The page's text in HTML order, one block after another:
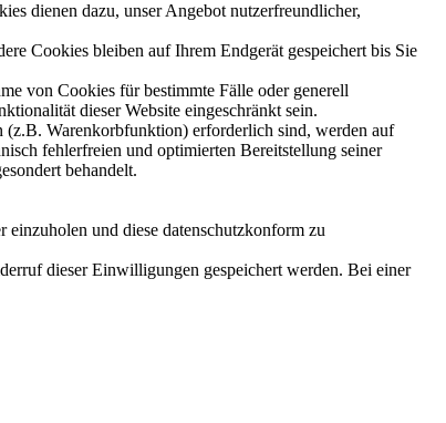
dienen dazu, unser Angebot nutzerfreundlicher,
Cookies bleiben auf Ihrem Endgerät gespeichert bis Sie
von Cookies für bestimmte Fälle oder generell
dieser Website eingeschränkt sein.
(z.B. Warenkorbfunktion) erforderlich sind, werden auf
fehlerfreien und optimierten Bereitstellung seiner
behandelt.
und diese datenschutzkonform zu
dieser Einwilligungen gespeichert werden. Bei einer